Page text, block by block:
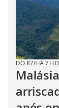
DO R7/HÁ 7